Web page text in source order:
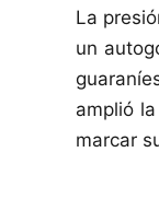
La
un
amplió
marcar